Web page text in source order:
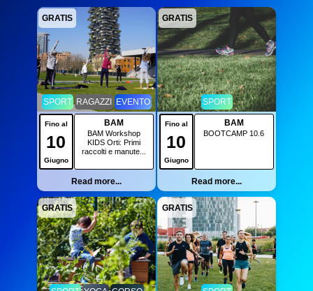
GRATIS
SPORT RAGAZZI EVENTO
Fino al
10
Giugno
BAM
BAM Workshop
KIDS Orti: Primi
raccolti e manute...
Read more...
GRATIS
SPORT
Fino al
10
Giugno
BAM
BOOTCAMP 10.6
Read more...
GRATIS GRATIS